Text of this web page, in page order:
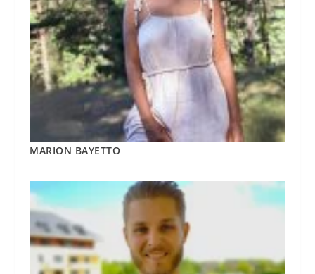
MARION BAYETTO